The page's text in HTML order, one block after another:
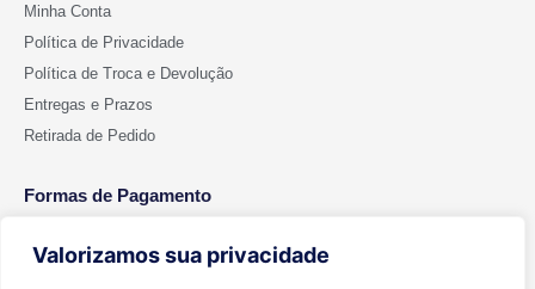
Valorizamos sua privacidade
Minha Conta
Política de Privacidade
Política de Troca e Devolução
Entregas e Prazos
Retirada de Pedido
Formas de Pagamento